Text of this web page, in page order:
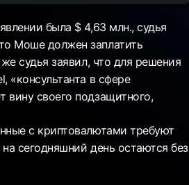
была $ 4,63 млн., судья
Моше должен заплатить
судья заявил, что для решения
«консультанта в сфере
вину своего подзащитного,
с криптовалютами требуют
сегодняшний день остаются без